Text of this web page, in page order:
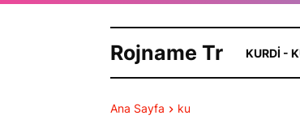
Rojname Tr KURDI -
Ana Sayfa ku